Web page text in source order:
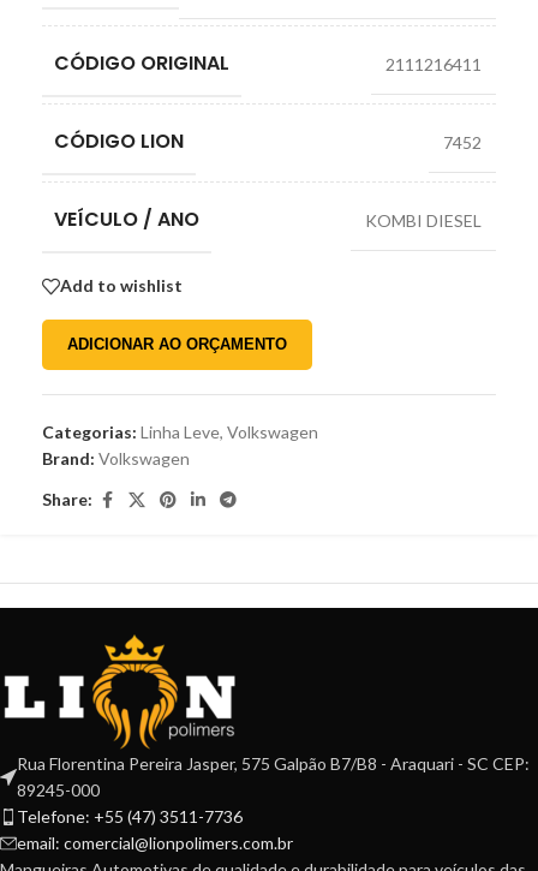
CÓDIGO ORIGINAL 2111216411
CÓDIGO LION 7452
VEÍCULO / ANO KOMBI DIESEL
Add to wishlist
ADICIONAR AO ORÇAMENTO
Categorias: Linha Leve, Volkswagen
Brand: Volkswagen
Share:
Rua Florentina Pereira Jasper, 575 Galpão B7/B8 - Araquari - SC CEP:
89245-000
Telefone: +55 (47) 3511-7736
email: comercial@lionpolimers.com.br